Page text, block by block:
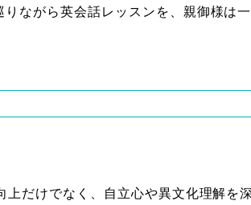
ながら英会話レッスンを、親御様は
だけでなく、自立心や異文化理解を